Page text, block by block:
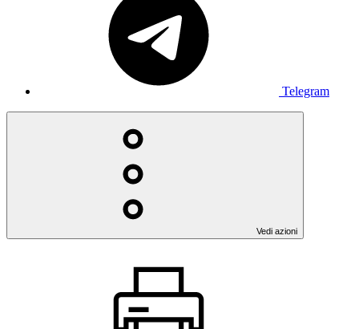
Telegram
Vedi azioni